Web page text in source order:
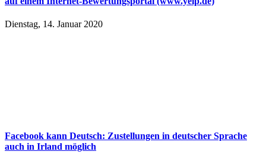
Dienstag, 14. Januar 2020
Facebook kann Deutsch: Zustellungen in deutscher Sprache
auch in Irland möglich